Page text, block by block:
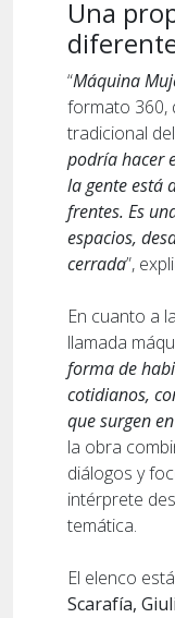
Una
“Máquina
formato 360,
tradicional
podría hacer
la gente está
frentes. Es
espacios,
cerrada”,
En cuanto a
llamada
forma de
cotidianos,
que surgen
la obra
diálogos y
intérprete
temática.
El elenco
Scarafía,